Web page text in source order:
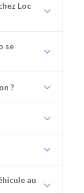
Loc
se
?
au